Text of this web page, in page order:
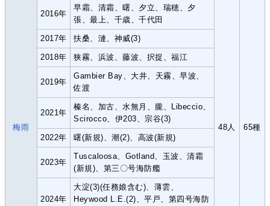
梅雨 48人 65種
2016年
早霜、清霜、曙、夕立、瑞穂、夕
張、最上、千歳、千代田
2017年 扶桑、漣、神威(3)
2018年 狭霧、浜波、藤波、択捉、福江
2019年
Gambier Bay、大井、天霧、早波、
佐渡
2021年
榛名、加古、水無月、朧、Libeccio、
Scirocco、伊203、宗谷(3)
2022年 曙(新規)、潮(2)、高波(新規)
2023年
Tuscaloosa、Gotland、玉波、清霜
(新規)、第三〇号海防艦
2024年
大淀(3)(任務娘含む)、薄雲、
Heywood L.E.(2)、平戸、第四号海防